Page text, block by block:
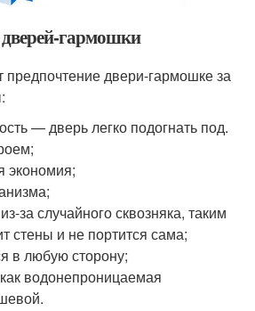
гармошки
предпочтение двери-гармошке за
— дверь легко подогнать под.
экономия;
за случайного сквозняка, таким
стены и не портится сама;
в любую сторону;
водонепроницаемая